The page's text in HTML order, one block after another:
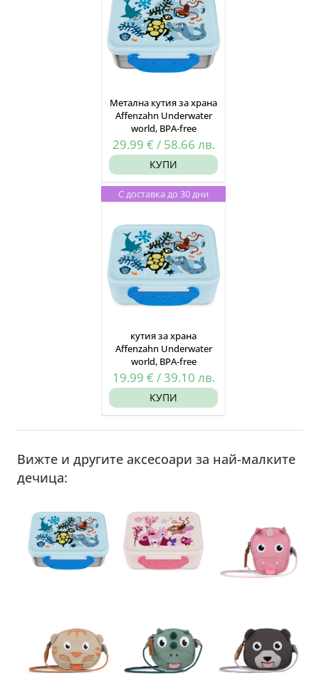
Метална кутия за храна
Affenzahn Underwater
world, BPA-free
29.99 € / 58.66 лв.
КУПИ
С доставка до 30 дни
кутия за храна
Affenzahn Underwater
world, BPA-free
19.99 € /39.10 лв.
КУПИ
Вижте и другите аксесоари за най-малките
дечица: